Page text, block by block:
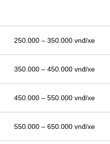
250.000 – 350.000 vnđ/xe
350.000 – 450.000 vnđ/xe
450.000 – 550.000 vnđ/xe
550.000 – 650.000 vnđ/xe